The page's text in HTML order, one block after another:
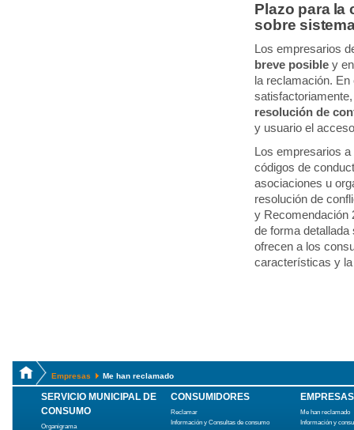
Plazo para la
sobre
Los empresarios
breve posible y
la reclamación.
resolución de
y usuario el
Los empresarios
códigos de
asociaciones u
resolución de
y Recomendación
de forma
ofrecen a los
características y
Empresas Me han reclamado
SERVICIO MUNICIPAL DE
CONSUMO
Organigrama
CONSUMIDORES
Reclamar
Información y Consultas de consumo
EMPRESAS
Me han reclamado
Información y